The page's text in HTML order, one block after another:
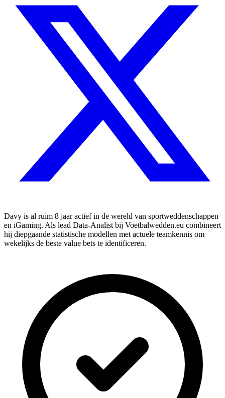
Davy is al ruim 8 jaar actief in de wereld van sportweddenschappen
en iGaming. Als lead Data-Analist bij Voetbalwedden.eu combineert
hij diepgaande statistische modellen met actuele teamkennis om
wekelijks de beste value bets te identificeren.